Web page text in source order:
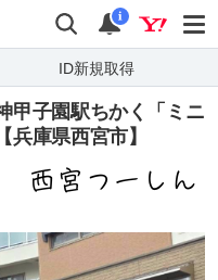
検索 通知
i
ID新規取得
甲子園駅ちかく「ミニ
庫県西宮市】